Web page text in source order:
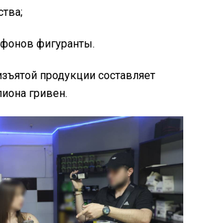
фигуранты.
продукции составляет
гривен.